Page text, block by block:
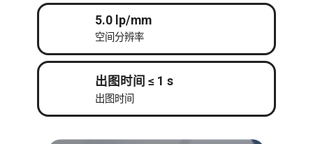
5.0 lp/mm
空间分辨率
出图时间 ≤ 1 s
出图时间